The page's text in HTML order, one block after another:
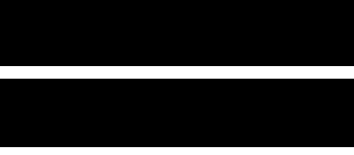
flexible de PVC